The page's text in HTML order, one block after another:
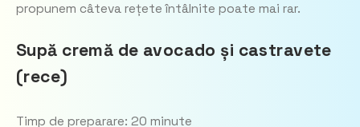
propunem câteva rețete întâlnite poate mai rar.
Supă cremă de avocado și castravete
(rece)
Timp de preparare: 20 minute